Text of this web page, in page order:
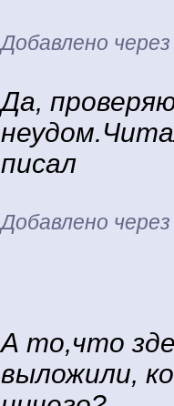
Добавлено
Да,
писал
Добавлено
А то,что
выложили,